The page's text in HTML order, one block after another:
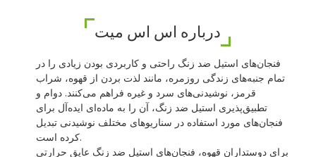
درباره اس اس میت
فنجان‌های استیل ضد زنگ راحتی و کاربردی بودن زیادی را در
تمام جنبه‌های زندگی روزمره، مانند لذت بردن از قهوه، شراب
قرمز، نوشیدنی‌های سرد و غیره فراهم می‌کنند. دوام و
تطبیق‌پذیری استیل ضد زنگ، آن را به ماده‌ای ایده‌آل برای
فنجان‌های مورد استفاده در سناریوهای مختلف نوشیدنی تبدیل
کرده است.
برای دوستداران قهوه، فنجان‌های استیل ضد زنگ عایق حرارتی